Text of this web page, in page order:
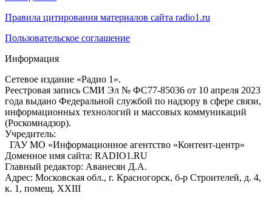
Правила цитирования материалов сайта radio1.ru
Пользовательское соглашение
Информация
Сетевое издание «Радио 1».
Реестровая запись СМИ Эл № ФС77-85036 от 10 апреля 2023
года выдано Федеральной службой по надзору в сфере связи,
информационных технологий и массовых коммуникаций
(Роскомнадзор).
Учредитель:
ГАУ МО «Информационное агентство «Контент-центр»
Доменное имя сайта: RADIO1.RU
Главный редактор: Аванесян Д.А.
Адрес: Московская обл., г. Красногорск, б-р Строителей, д. 4,
к. 1, помещ. XXIII